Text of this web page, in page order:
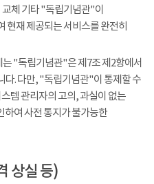
체 기타 "독립기념관"이
현재 제공되는 서비스를 완전히
"독립기념관"은 제7조 제2항에서
다. 다만, "독립기념관"이 통제할 수
템 관리자의 고의, 과실이 없는
하여 사전 통지가 불가능한
상실 등)